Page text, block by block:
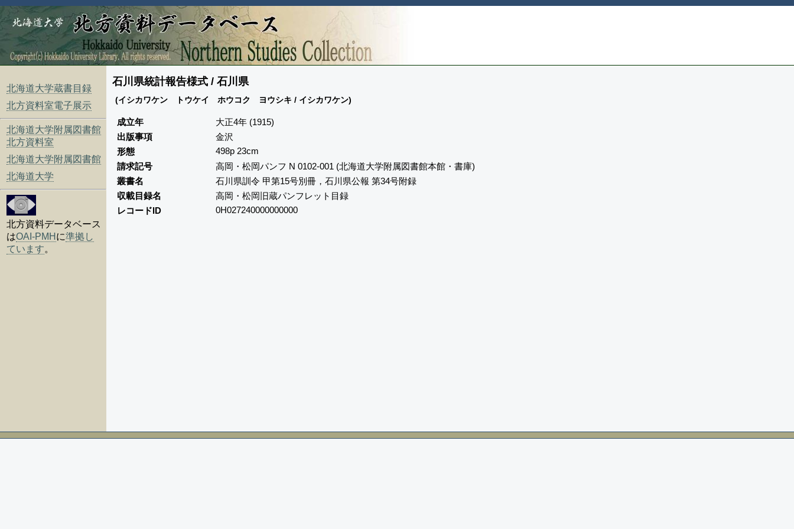
北海道大学蔵書目録
北方資料室電子展示
北海道大学附属図書館
北方資料室
北海道大学附属図書館
北海道大学
北方資料データベース
はOAI-PMH に準拠し
ています。
石川県統計報告様式 / 石川県
(イシカワケン トウケイ ホウコク ヨウシキ / イシカワケン)
成立年
大正4年 (1915)
出版事項
金沢
形態
498p 23cm
請求記号
高岡・松岡パンフ N 0102-001 (北海道大学附属図書館本館・書庫)
叢書名
石川県訓令 甲第15号別冊，石川県公報 第34号附録
収載目録名
高岡・松岡旧蔵パンフレット目録
レコードID
0H027240000000000